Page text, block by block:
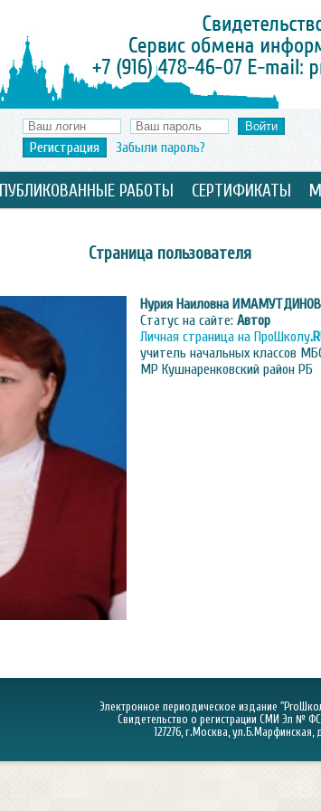
Регистрация Забыли пароль?
РАБОТЫ СЕРТИФИКАТЫ
Страница пользователя
Нурия Наиловна
Статус на сайте: Автор
Личная страница на ПроШколу
учитель начальных классов
МР Кушнаренковский район РБ
Электронное периодическое издание
Свидетельство о регистрации СМИ Эл №
127276, г.Москва, ул.Б.Марфинская,